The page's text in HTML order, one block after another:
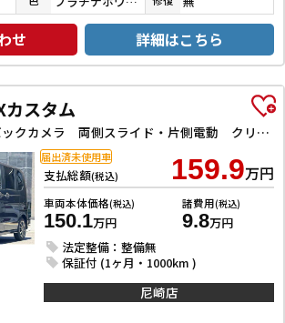
せ 詳細はこちら
カスタム
ベースグレード バックカメラ 両側スライド・片側電動 クリアランスソナー レーンアシスト オートライト スマートキー 電動格納ミラー CVT ESC USB チップアップシート アルミホイール エアコン
支払総額(税込) 159.9万円
車両本体価格(税込)
150.1万円
諸費用(税込)
9.8万円
法定整備：整備無
保証付 (1ヶ月・1000km )
届出済未使用車
尼崎店